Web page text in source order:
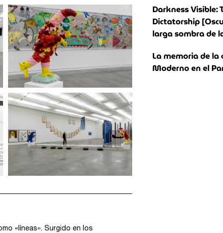
«líneas». Surgido en los
Darkness Visible:
Dictatorship
larga sombra de
La memoria de la
Moderno en el